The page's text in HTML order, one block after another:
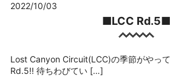
2022/10/03
■LCC Rd.5■
Lost Canyon Circuit(LCC)の季節がやっ
Rd.5!! 待ちわびてい […]